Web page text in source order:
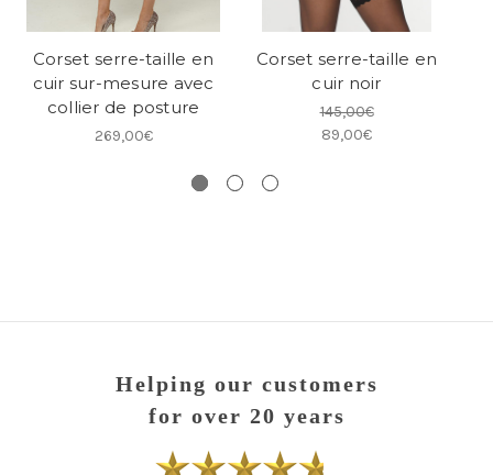
Corset serre-taille en
cuir sur-mesure avec
collier de posture
269,00€
Corset serre-taille en
cuir noir
145,00€
89,00€
Helping our customers
for over 20 years